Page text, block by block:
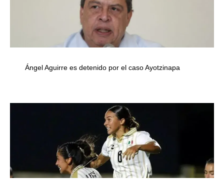
Ángel Aguirre es detenido por el caso Ayotzinapa